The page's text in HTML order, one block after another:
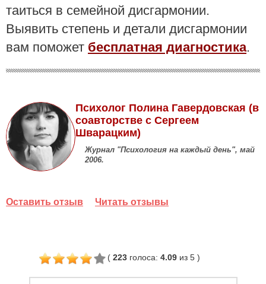
таиться в семейной дисгармонии.
Выявить степень и детали дисгармонии
вам поможет бесплатная диагностика.
Психолог Полина Гавердовская (в
соавторстве с Сергеем
Шварацким)
Журнал "Психология на каждый день", май
2006.
Оставить отзыв Читать отзывы
( 223 голоса: 4.09из 5)